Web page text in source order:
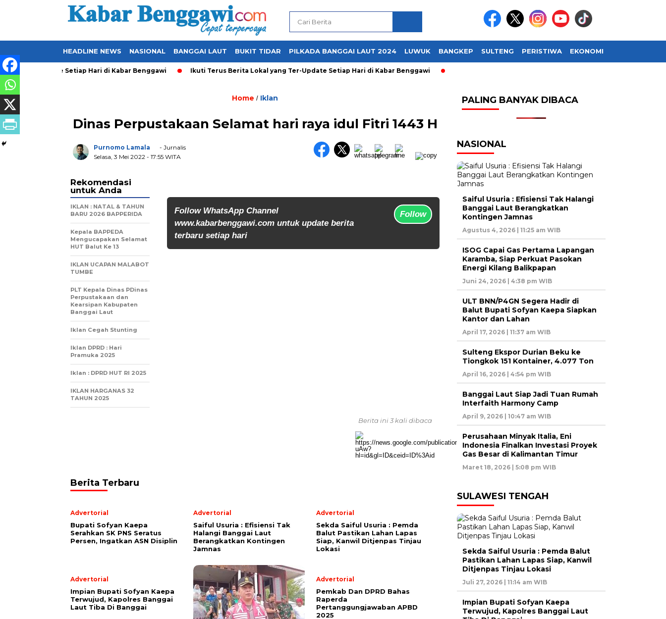
HEADLINE NEWS NASIONAL BANGGAI LAUT BUKIT TIDAR PILKADA BANGGAI LAUT 2024 LUWUK BANGKEP SULTENG PERISTIWA EKONOMI
Ter-Update Setiap Hari di Kabar Benggawi Ikuti Terus Berita Lokal yang Ter-Update Setiap Hari di Kabar Benggawi
Home / Iklan
Dinas Perpustakaan Selamat hari raya idul Fitri 1443 H
Purnomo Lamala
- Jurnalis
Selasa, 3 Mei 2022 - 17:55 WITA
Follow WhatsApp Channel
www.kabarbenggawi.com untuk update berita
terbaru setiap hari
Follow
Rekomendasi
untuk Anda
IKLAN : NATAL & TAHUN
BARU 2026 BAPPERIDA
Kepala BAPPEDA
Mengucapakan Selamat
HUT Balut Ke 13
IKLAN UCAPAN MALABOT
TUMBE
PLT Kepala Dinas PDinas
Perpustakaan dan
Kearsipan Kabupaten
Banggai Laut
Iklan Cegah Stunting
Iklan DPRD : Hari
Pramuka 2025
Iklan : DPRD HUT RI 2025
IKLAN HARGANAS 32
TAHUN 2025
Berita ini 3 kali dibaca
Berita Terbaru
Advertorial
Bupati Sofyan Kaepa
Serahkan SK PNS Seratus
Persen, Ingatkan ASN Disiplin
Advertorial
Saiful Usuria : Efisiensi Tak
Halangi Banggai Laut
Berangkatkan Kontingen
Jamnas
Advertorial
Sekda Saiful Usuria : Pemda
Balut Pastikan Lahan Lapas
Siap, Kanwil Ditjenpas Tinjau
Lokasi
Advertorial
Impian Bupati Sofyan Kaepa
Terwujud, Kapolres Banggai
Laut Tiba Di Banggai
Advertorial
Pemkab Dan DPRD Bahas
Raperda
Pertanggungjawaban APBD
2025
PALING BANYAK DIBACA
NASIONAL
Saiful Usuria : Efisiensi Tak Halangi
Banggai Laut Berangkatkan
Kontingen Jamnas
Agustus 4, 2026 | 11:25 am WIB
ISOG Capai Gas Pertama Lapangan
Karamba, Siap Perkuat Pasokan
Energi Kilang Balikpapan
Juni 24, 2026 | 4:38 pm WIB
ULT BNN/P4GN Segera Hadir di
Balut Bupati Sofyan Kaepa Siapkan
Kantor dan Lahan
April 17, 2026 | 11:37 am WIB
Sulteng Ekspor Durian Beku ke
Tiongkok 151 Kontainer, 4.077 Ton
April 16, 2026 | 4:54 pm WIB
Banggai Laut Siap Jadi Tuan Rumah
Interfaith Harmony Camp
April 9, 2026 | 10:47 am WIB
Perusahaan Minyak Italia, Eni
Indonesia Finalkan Investasi Proyek
Gas Besar di Kalimantan Timur
Maret 18, 2026 | 5:08 pm WIB
SULAWESI TENGAH
Sekda Saiful Usuria : Pemda Balut
Pastikan Lahan Lapas Siap, Kanwil
Ditjenpas Tinjau Lokasi
Juli 27, 2026 | 11:14 am WIB
Impian Bupati Sofyan Kaepa
Terwujud, Kapolres Banggai Laut